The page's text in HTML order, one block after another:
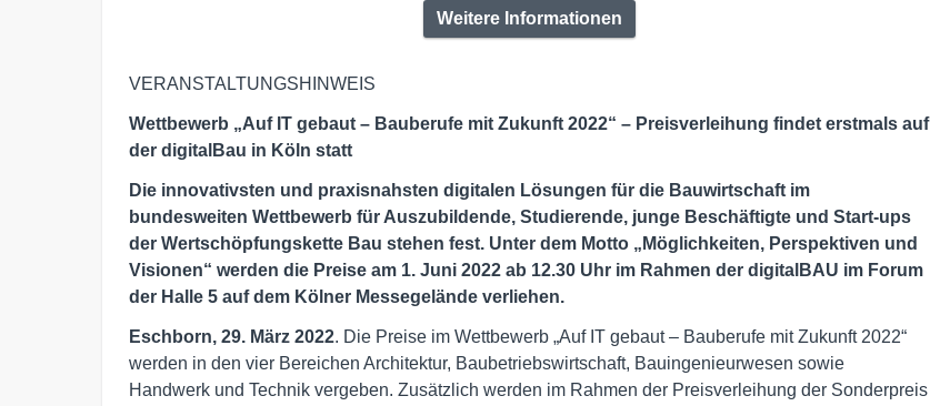
Weitere Informationen
VERANSTALTUNGSHINWEIS
Wettbewerb „Auf IT gebaut – Bauberufe mit Zukunft 2022“ – Preisverleihung findet erstmals auf
der digitalBau in Köln statt
Die innovativsten und praxisnahsten digitalen Lösungen für die Bauwirtschaft im
bundesweiten Wettbewerb für Auszubildende, Studierende, junge Beschäftigte und Start-ups
der Wertschöpfungskette Bau stehen fest. Unter dem Motto „Möglichkeiten, Perspektiven und
Visionen“ werden die Preise am 1. Juni 2022 ab 12.30 Uhr im Rahmen der digitalBAU im Forum
der Halle 5 auf dem Kölner Messegelände verliehen.
Eschborn, 29. März 2022. Die Preise im Wettbewerb „Auf IT gebaut – Bauberufe mit Zukunft 2022“
werden in den vier Bereichen Architektur, Baubetriebswirtschaft, Bauingenieurwesen sowie
Handwerk und Technik vergeben. Zusätzlich werden im Rahmen der Preisverleihung der Sonderpreis